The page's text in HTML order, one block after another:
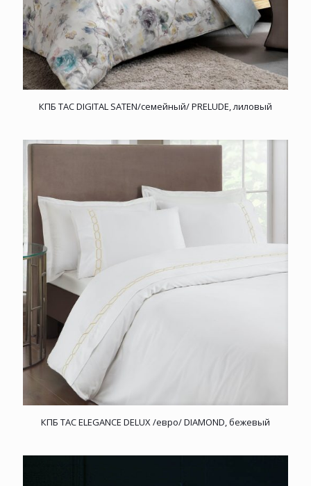
КПБ TAC DIGITAL SATEN/семейный/ PRELUDE, лиловый
КПБ TAC ELEGANCE DELUX /евро/ DIAMOND, бежевый